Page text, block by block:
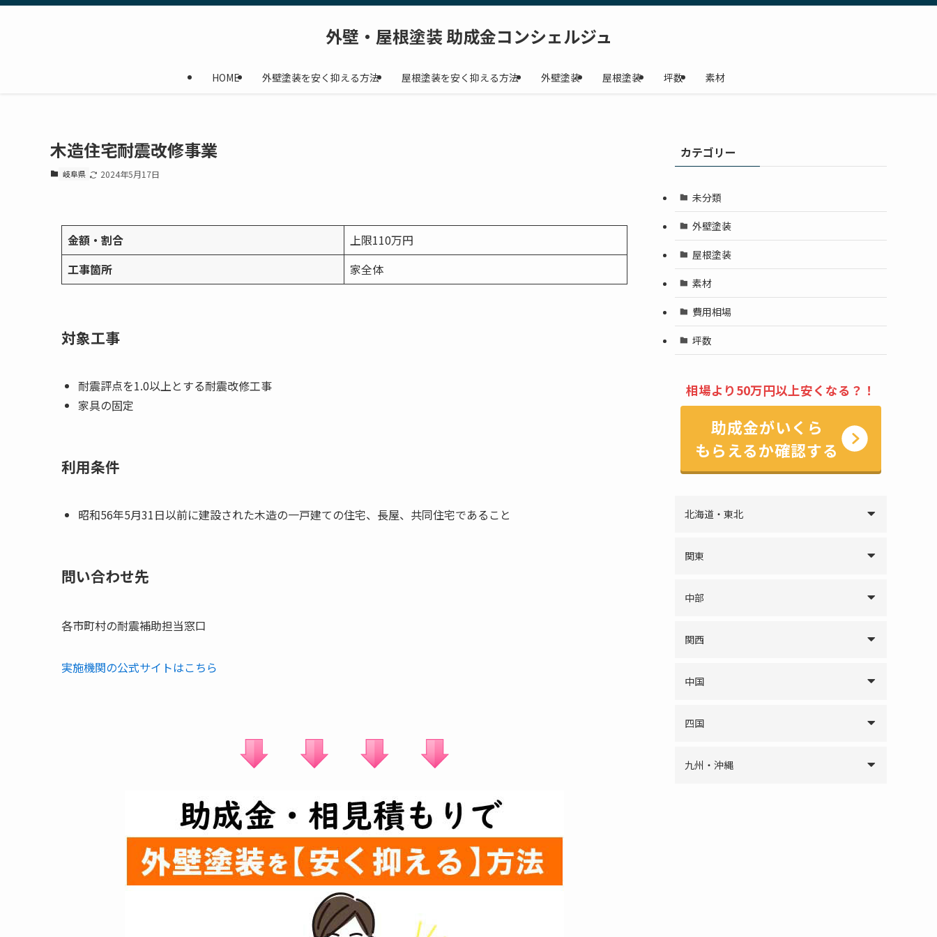
外壁・屋根塗装 助成金コンシェルジュ
HOME 外壁塗装を安く抑える方法 屋根塗装を安く抑える方法 外壁塗装 屋根塗装 坪数 素材
木造住宅耐震改修事業
岐阜県 2024年5月17日
金額・割合
上限110万円
工事箇所
家全体
対象工事
耐震評点を1.0以上とする耐震改修工事
家具の固定
利用条件
昭和56年5月31日以前に建設された木造の一戸建ての住宅、長屋、共同住宅であること
問い合わせ先
各市町村の耐震補助担当窓口
実施機関の公式サイトはこちら
カテゴリー
未分類
外壁塗装
屋根塗装
素材
費用相場
坪数
相場より50万円以上安くなる？！
助成金がいくら
もらえるか確認する
北海道・東北
関東
中部
関西
中国
四国
九州・沖縄